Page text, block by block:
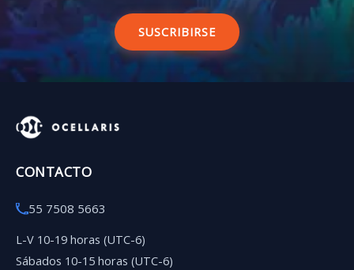
SUSCRIBIRSE
CONTACTO
55 7508 5663
L-V 10-19 horas (UTC-6)
Sábados 10-15 horas (UTC-6)